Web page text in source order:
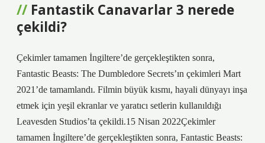
Fantastik Canavarlar 3 nerede
çekildi?
Çekimler tamamen İngiltere’de gerçekleştikten sonra,
Fantastic Beasts: The Dumbledore Secrets’ın çekimleri Mart
2021’de tamamlandı. Filmin büyük kısmı, hayali dünyayı inşa
etmek için yeşil ekranlar ve yaratıcı setlerin kullanıldığı
Leavesden Studios’ta çekildi.15 Nisan 2022Çekimler
tamamen İngiltere’de gerçekleştikten sonra, Fantastic Beasts: